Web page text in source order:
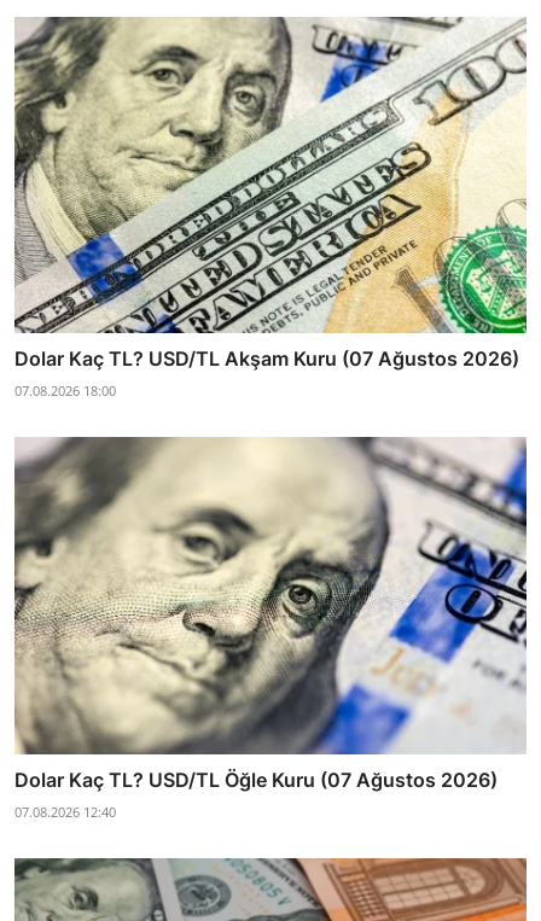
Dolar Kaç TL? USD/TL Akşam Kuru (07 Ağustos 2026)
07.08.2026 18:00
Dolar Kaç TL? USD/TL Öğle Kuru (07 Ağustos 2026)
07.08.2026 12:40